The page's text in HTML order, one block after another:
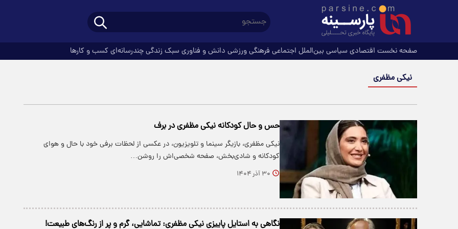
صفحه نخست اقتصادی سیاسی بین‌الملل اجتماعی فرهنگیورزشی دانش و فناوری سبک زندگیچندرسانه‌ای کسب و کارها
نیکی مظفری
حس و حال کودکانه نیکی مظفری در برف
نیکی مظفری، بازیگر سینما و تلویزیون، در عکسی از لحظات برفی خود با حال و هوای
کودکانه و شادی‌بخش، صفحه شخصی‌اش را روشن…
۳۰ آذر ۱۴۰۴
نگاهی به استایل پاییزی نیکی مظفری: تماشایی، گرم و پر از رنگ‌های طبیعت!